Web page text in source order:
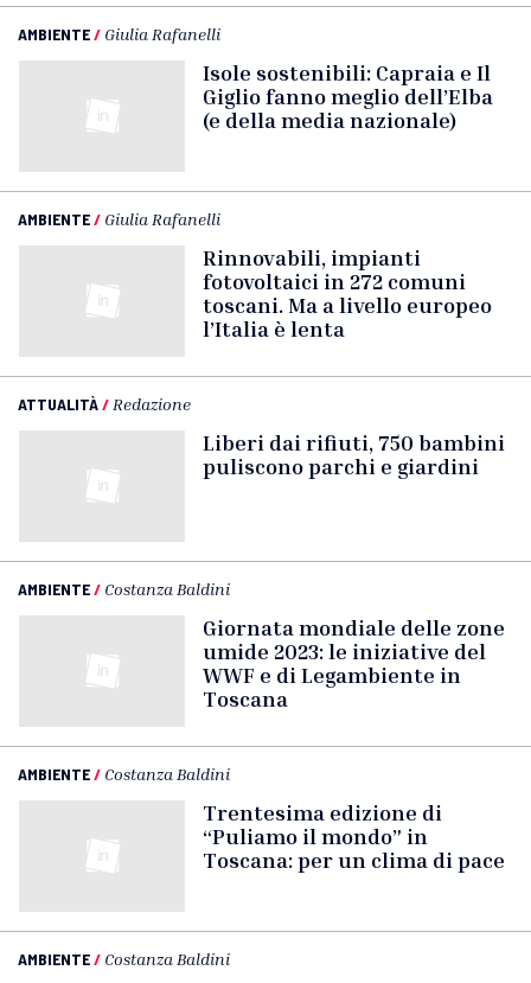
AMBIENTE/ Giulia Rafanelli
Isole sostenibili: Capraia e Il
Giglio fanno meglio dell’Elba
(e della media nazionale)
AMBIENTE/ Giulia Rafanelli
Rinnovabili, impianti
fotovoltaici in 272 comuni
toscani. Ma a livello europeo
l’Italia è lenta
ATTUALITÀ/ Redazione
Liberi dai rifiuti, 750 bambini
puliscono parchi e giardini
AMBIENTE/ Costanza Baldini
Giornata mondiale delle zone
umide 2023: le iniziative del
WWF e di Legambiente in
Toscana
AMBIENTE/ Costanza Baldini
Trentesima edizione di
“Puliamo il mondo” in
Toscana: per un clima di pace
AMBIENTE/ Costanza Baldini